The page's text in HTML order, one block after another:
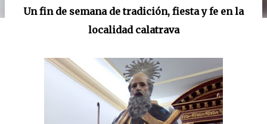
Un fin de semana de tradición, fiesta y fe en la
localidad calatrava